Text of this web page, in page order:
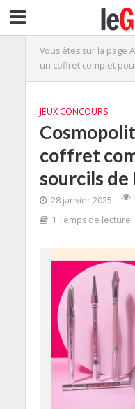
Vous êtes sur la page
un coffret complet
JEUX CONCOURS
coffret
sourcils
28 janvier 2025
1 Temps de lecture